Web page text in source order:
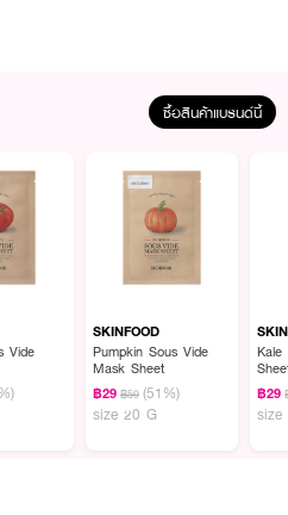
Off
มาสก์สครับผิวน้ำตาลทรายดำสูตร
ริสุทธิ์ที่อุดมไปด้วยแร่ธาตุ ผสานกับน้ำมัน
ลลัพธ์ที่เรียบเนียนและเปล่งประกาย
มด
พ
ซื้อสินค้าแบรนด์นี้
Vide
SKINFOOD
Pumpkin Sous Vide
Mask Sheet
฿29 ฿59 (51%)
size 20 G
Kale
฿29
size